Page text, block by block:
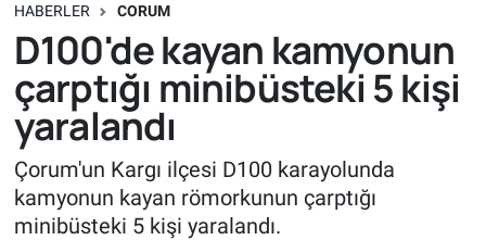
HABERLER CORUM
D100'de kayan kamyonun
çarptığı minibüsteki 5 kişi
yaralandı
Çorum'un Kargı ilçesi D100 karayolunda
kamyonun kayan römorkunun çarptığı
minibüsteki 5 kişi yaralandı.
Süper Lig Puan Durumu ve Fikstür
Tüm Manşetler
Son Dakika Haberleri
Haber Arşivi